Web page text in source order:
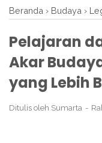
Beranda › Budaya ›
Pelajaran
Akar
yang Lebih
Ditulis oleh Sumarta